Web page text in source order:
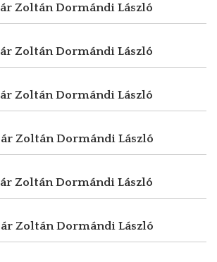
ZoltánDormándi László
ZoltánDormándi László
ZoltánDormándi László
ZoltánDormándi László
ZoltánDormándi László
ZoltánDormándi László